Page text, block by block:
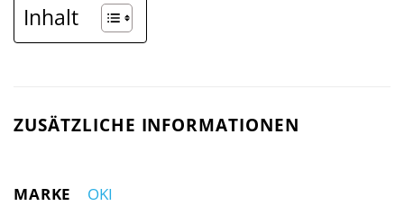
Inhalt
ZUSÄTZLICHE INFORMATIONEN
MARKE OKI